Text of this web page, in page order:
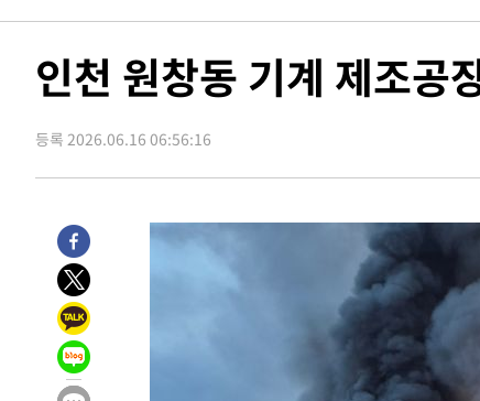
-10126초 전 >낮 최고 35도 '무더위'…동해안 시간당 30㎜ '강한 비
레티코 이적"
-9178초 전 > 수도권 40도 육박 '펄펄'…동해안 일부 지역엔 호의주의
-2092초 전 >강릉에 시간당 81.4㎜ 물폭탄…도로 잠기고 담벼락 붕괴
30분 전 >백운산서 80년근 천종산삼 9뿌리 발견…감정가 1.3억원
1시간 전 >
남자 농구, 나고야 아시안게임서 '홈팀' 일본과 한일전
1시간 전 >
여수 오동도 해상서 모터보트 전복…1명 사망·1명 실종
3시간 전 >
극한폭염 한풀 꺾이지만…'낮 최고 35도' 무더위, 열대야 계
날씨]
3시간 전 >
축구협회 "압수수색·성접대 논란 사과…쇄신의 기회로 삼
4시간 전 >
[속보]'압수수색·성접대 논란' 축구협회 "실망과 걱정 안겨
7시간 전 >
'최고 37도' 폭염 지속…강원동해안 최대 150㎜ 비
인천 원창동 기계 제조
등록 2026.06.16 06:56:16